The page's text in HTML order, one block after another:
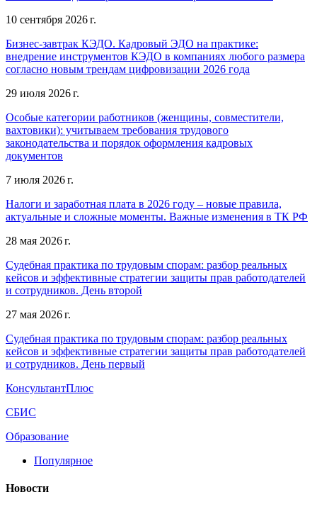
10 сентября 2026 г.
Бизнес-завтрак КЭДО. Кадровый ЭДО на практике:
внедрение инструментов КЭДО в компаниях любого размера
согласно новым трендам цифровизации 2026 года
29 июля 2026 г.
Особые категории работников (женщины, совместители,
вахтовики): учитываем требования трудового
законодательства и порядок оформления кадровых
документов
7 июля 2026 г.
Налоги и заработная плата в 2026 году – новые правила,
актуальные и сложные моменты. Важные изменения в ТК РФ
28 мая 2026 г.
Судебная практика по трудовым спорам: разбор реальных
кейсов и эффективные стратегии защиты прав работодателей
и сотрудников. День второй
27 мая 2026 г.
Судебная практика по трудовым спорам: разбор реальных
кейсов и эффективные стратегии защиты прав работодателей
и сотрудников. День первый
КонсультантПлюс
СБИС
Образование
Популярное
Новости